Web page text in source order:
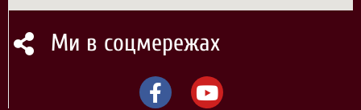
Ми в соцмережах